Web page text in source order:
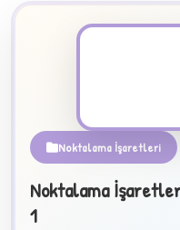
Noktalama İşaretleri
Noktalama
1